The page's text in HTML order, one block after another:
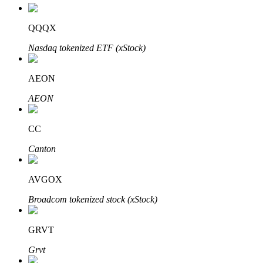
Эксклюзивные инвестиции для владельцев BTR
Кредиты
Сервис заимствований, обеспеченных криптовалютой
QQQX
Nasdaq tokenized ETF (xStock)
AEON
AEON
CC
Canton
AVGOX
Broadcom tokenized stock (xStock)
GRVT
Grvt